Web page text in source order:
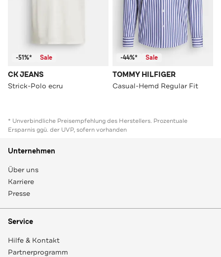
-51%* Sale
CK JEANS
Strick-Polo ecru
-44%* Sale
TOMMY HILFIGER
Casual-Hemd Regular Fit
* Unverbindliche Preisempfehlung des Herstellers. Prozentuale
Ersparnis ggü. der UVP, sofern vorhanden
Unternehmen
Über uns
Karriere
Presse
Service
Hilfe & Kontakt
Partnerprogramm